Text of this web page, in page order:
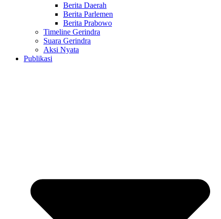
Berita Daerah
Berita Parlemen
Berita Prabowo
Timeline Gerindra
Suara Gerindra
Aksi Nyata
Publikasi